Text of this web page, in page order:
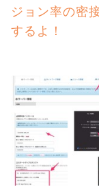
ジョン率の密
するよ！